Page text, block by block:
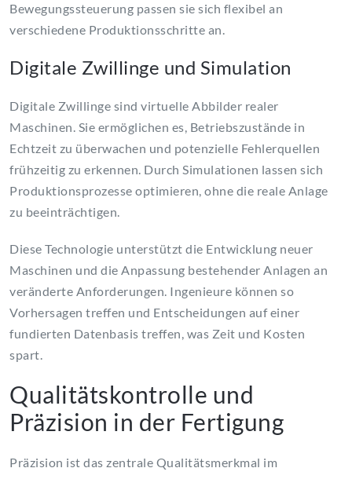
Bewegungssteuerung passen sie sich flexibel an
verschiedene Produktionsschritte an.
Digitale Zwillinge und Simulation
Digitale Zwillinge sind virtuelle Abbilder realer
Maschinen. Sie ermöglichen es, Betriebszustände in
Echtzeit zu überwachen und potenzielle Fehlerquellen
frühzeitig zu erkennen. Durch Simulationen lassen sich
Produktionsprozesse optimieren, ohne die reale Anlage
zu beeinträchtigen.
Diese Technologie unterstützt die Entwicklung neuer
Maschinen und die Anpassung bestehender Anlagen an
veränderte Anforderungen. Ingenieure können so
Vorhersagen treffen und Entscheidungen auf einer
fundierten Datenbasis treffen, was Zeit und Kosten
spart.
Qualitätskontrolle und
Präzision in der Fertigung
Präzision ist das zentrale Qualitätsmerkmal im